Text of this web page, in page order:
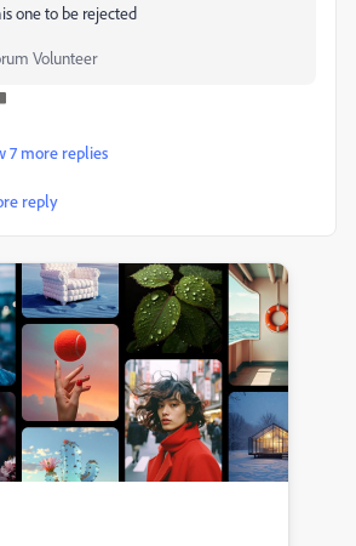
one to be rejected
Volunteer
7 more replies
reply